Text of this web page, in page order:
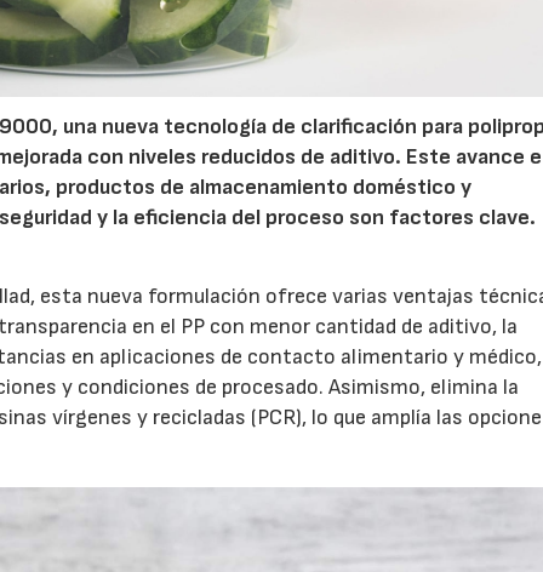
una nueva tecnología de clarificación para
con niveles reducidos de aditivo. Este avance
productos de almacenamiento doméstico y
y la eficiencia del proceso son factores clave.
esta nueva formulación ofrece varias ventajas
en el PP con menor cantidad de aditivo, la
en aplicaciones de contacto alimentario y
y condiciones de procesado. Asimismo, elimina la
vírgenes y recicladas (PCR), lo que amplía las